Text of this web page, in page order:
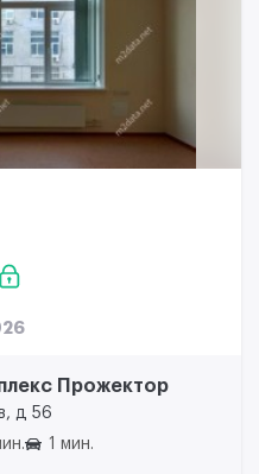
Прожектор
д 56
1 мин.